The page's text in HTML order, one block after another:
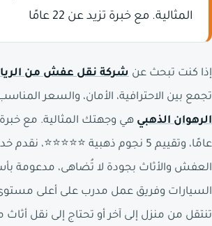
المثالية. مع خبرة تزيد عن 22 عامًا
إذا كنت تبحث عن شركة نقل عفش من
تجمع بين الاحترافية، الأمان، والسعر
الرهوان الذهبي
عامًا، وتقييم 5 نجوم ذهبية ⭐⭐⭐⭐⭐،
العفش والأثاث بجودة لا تُضاهى، مدعومة
السيارات وفريق عمل مدرب على أعلى
تنتقل من منزل إلى آخر أو تحتاج إلى نقل أثاث